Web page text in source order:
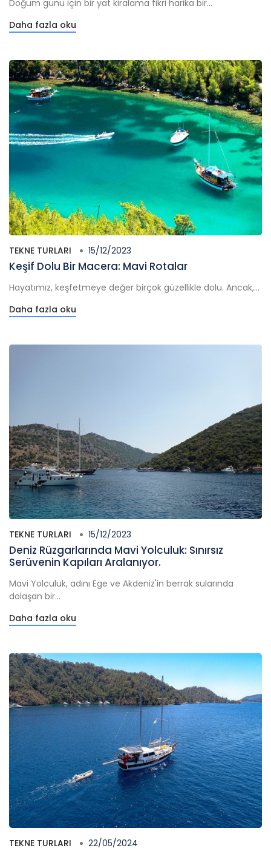
Doğum günü için bir yat kiralama fikri harika bir...
Daha fazla oku
TEKNE TURLARI 15/12/2023
Keşif Dolu Bir Macera: Mavi Rotalar
Hayatımız, keşfetmeye değer birçok güzellikle dolu. Ancak,...
Daha fazla oku
TEKNE TURLARI 15/12/2023
Deniz Rüzgarlarında Mavi Yolculuk: Sınırsız
Serüvenin Kapıları Aralanıyor.
Mavi Yolculuk, adını Ege ve Akdeniz'in berrak sularında
dolaşan bir...
Daha fazla oku
TEKNE TURLARI 22/05/2024